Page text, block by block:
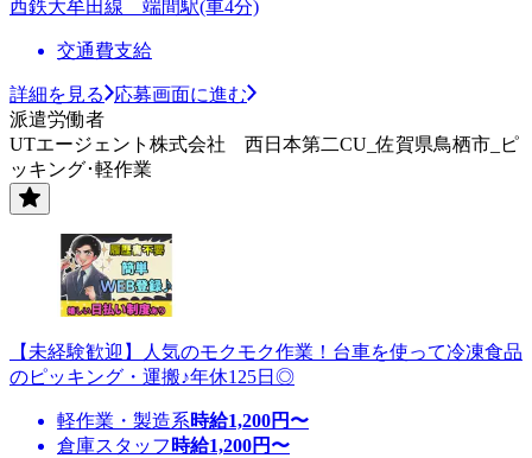
西鉄大牟田線 端間駅(車4分)
交通費支給
詳細を見る
応募画面に進む
派遣労働者
UTエージェント株式会社 西日本第二CU_佐賀県鳥栖市_ピ
ッキング･軽作業
【未経験歓迎】人気のモクモク作業！台車を使って冷凍食品
のピッキング・運搬♪年休125日◎
軽作業・製造系時給1,200円〜
倉庫スタッフ 時給1,200円〜